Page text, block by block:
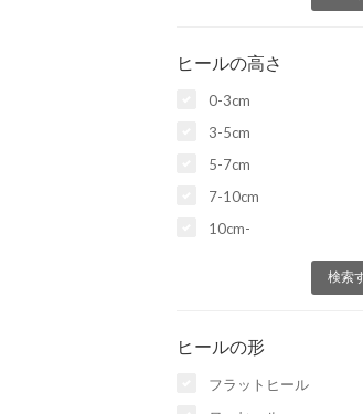
ヒールの高さ
0-3cm
3-5cm
5-7cm
7-10cm
10cm-
ヒールの形
フラットヒール